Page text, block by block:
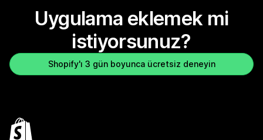
Uygulama eklemek mi
istiyorsunuz?
Shopify'ı 3 gün boyunca ücretsiz deneyin